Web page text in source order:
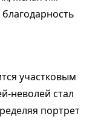
участковым
неволей стал
портрет